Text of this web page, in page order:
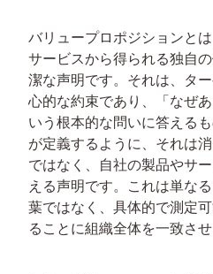
バリュープロポジションと
サービスから得られる独自
潔な声明です。それは、タ
心的な約束であり、「なぜ
いう根本的な問いに答える
が定義するように、それは
ではなく、自社の製品やサ
える声明です。これは単な
葉ではなく、具体的で測定
ることに組織全体を一致さ